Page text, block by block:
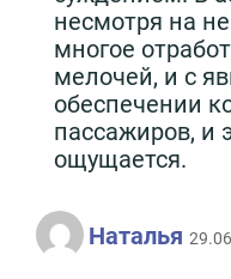
несмотря на
многое
мелочей, и с
обеспечении
пассажиров, и
ощущается.
Наталья